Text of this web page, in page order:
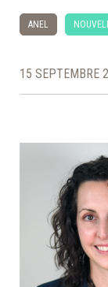
ANEL
15 SEPTEMBRE